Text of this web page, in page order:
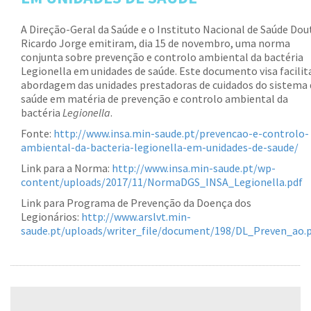
A Direção-Geral da Saúde e o Instituto Nacional de Saúde
Ricardo Jorge emitiram, dia 15 de novembro, uma norma
conjunta sobre prevenção e controlo ambiental da bactéria
Legionella em unidades de saúde. Este documento visa
abordagem das unidades prestadoras de cuidados do sistema
saúde em matéria de prevenção e controlo ambiental da
bactéria Legionella.
Fonte: http://www.insa.min-saude.pt/prevencao-e-controlo-
ambiental-da-bacteria-legionella-em-unidades-de-saude/
Link para a Norma: http://www.insa.min-saude.pt/wp-
content/uploads/2017/11/NormaDGS_INSA_Legionella.pdf
Link para Programa de Prevenção da Doença dos
Legionários: http://www.arslvt.min-
saude.pt/uploads/writer_file/document/198/